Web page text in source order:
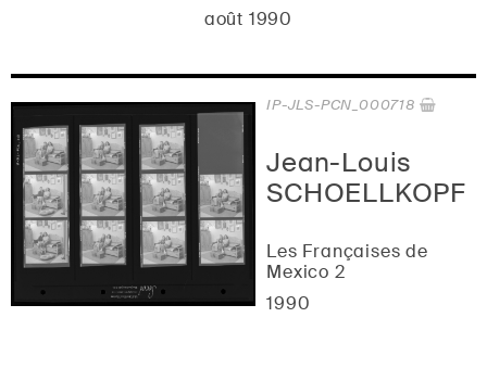
août 1990
Jean-Louis
SCHOELLKOPF
Les Françaises de
Mexico 2
1990
IP-JLS-PCN_000718